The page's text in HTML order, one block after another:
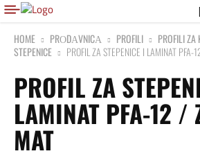
HOME PRОDАVNICА PROFILI PROFILI ZA
STEPENICE
PROFIL ZA STEPENICE I LAMINAT PFA-
PROFIL ZA
LAMINAT PFA-12 /
MAT